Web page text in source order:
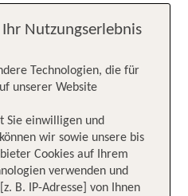
ein exzellentes
Spa.
Ambiente,
Hotel
Atmosphäre, pure
Exzellentes Restaurant,
Entspannung
Nutzungserlebnis
Technologien, die für
unserer Website
Sie einwilligen und
wir sowie unsere bis
Cookies auf Ihrem
verwenden und
B. IP-Adresse] von Ihnen